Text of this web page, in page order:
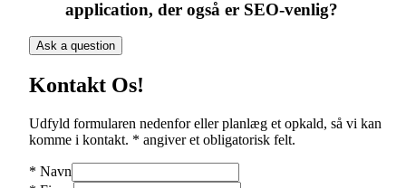
application, der også er SEO-venlig?
Ask a question
Kontakt Os!
Udfyld formularen nedenfor eller planlæg et opkald, så vi kan
komme i kontakt. * angiver et obligatorisk felt.
* Navn